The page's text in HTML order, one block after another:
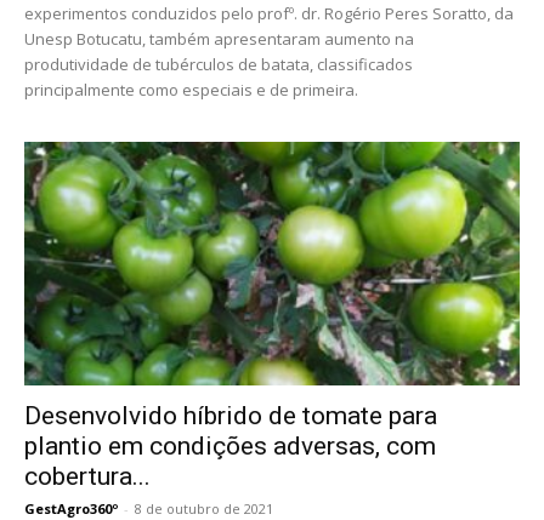
experimentos conduzidos pelo profº. dr. Rogério Peres Soratto, da
Unesp Botucatu, também apresentaram aumento na
produtividade de tubérculos de batata, classificados
principalmente como especiais e de primeira.
Desenvolvido híbrido de tomate para
plantio em condições adversas, com
cobertura...
GestAgro360º - 8 de outubro de 2021